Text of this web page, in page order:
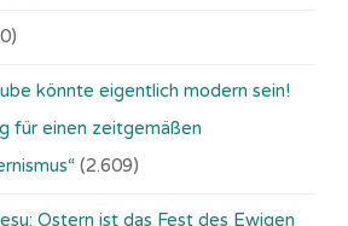
könnte eigentlich modern sein!
für einen zeitgemäßen
(2.609)
Ostern ist das Fest des Ewigen